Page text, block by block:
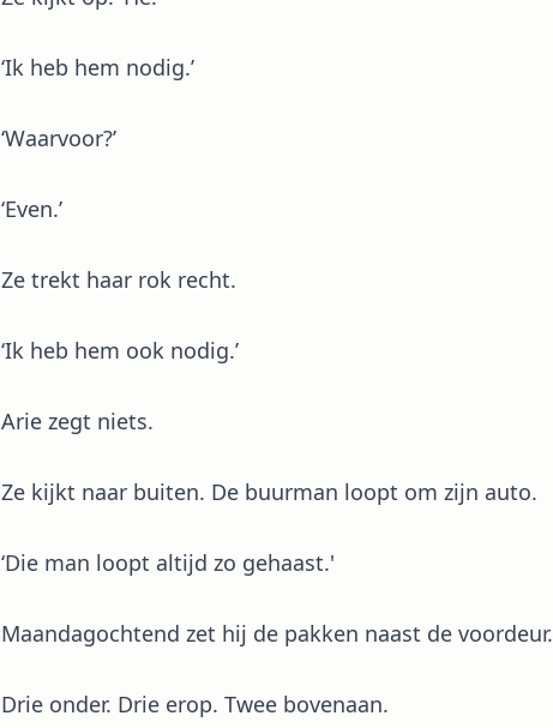
‘Ik heb hem nodig.’
‘Waarvoor?’
‘Even.’
Ze trekt haar rok recht.
‘Ik heb hem ook nodig.’
Arie zegt niets.
Ze kijkt naar buiten. De buurman loopt om zijn auto.
‘Die man loopt altijd zo gehaast.'
Maandagochtend zet hij de pakken naast de voordeur.
Drie onder. Drie erop. Twee bovenaan.